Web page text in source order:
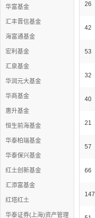
华富基金
汇丰晋信基金
海富通基金
宏利基金
汇泉基金
华润元大基金
华商基金
惠升基金
恒生前海基金
华泰柏瑞基金
华泰保兴基金
红土创新基金
汇添富基金
红塔红土
华泰证券(上海)资产管理
26
42
53
32
40
21
57
66
147